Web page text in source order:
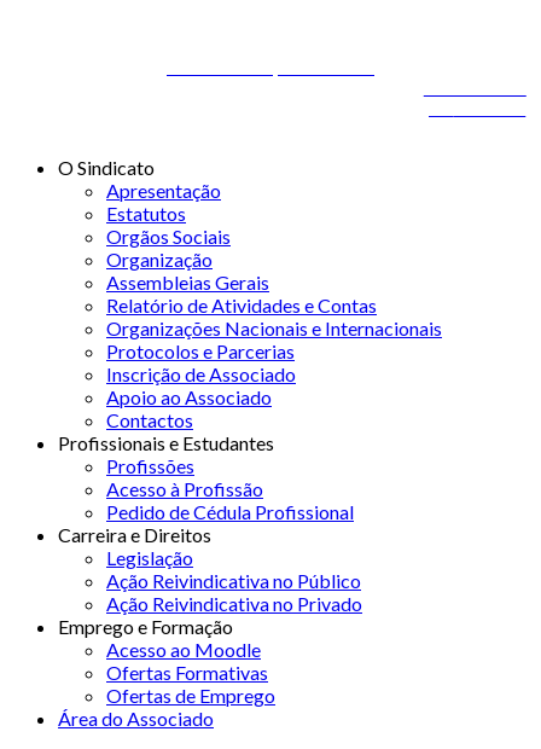
O Sindicato
Apresentação
Estatutos
Orgãos Sociais
Organização
Assembleias Gerais
Relatório de Atividades e Contas
Organizações Nacionais e Internacionais
Protocolos e Parcerias
Inscrição de Associado
Apoio ao Associado
Contactos
Profissionais e Estudantes
Profissões
Acesso à Profissão
Pedido de Cédula Profissional
Carreira e Direitos
Legislação
Ação Reivindicativa no Público
Ação Reivindicativa no Privado
Emprego e Formação
Acesso ao Moodle
Ofertas Formativas
Ofertas de Emprego
Área do Associado